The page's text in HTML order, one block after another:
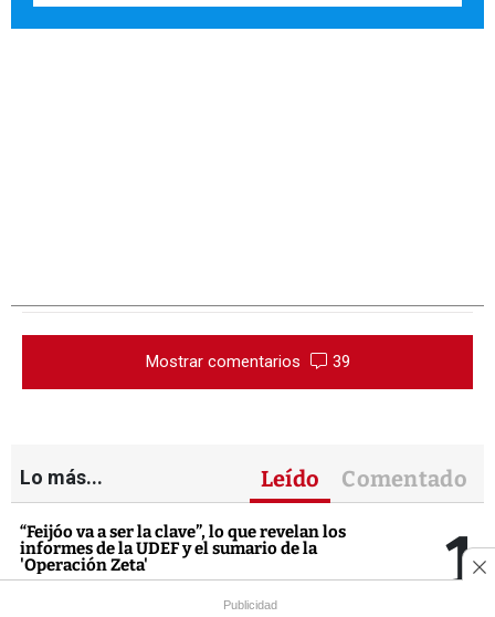
Mostrar comentarios 39
Lo más... Leído Comentado
“Feijóo va a ser la clave”, lo que revelan los
informes de la UDEF y el sumario de la
'Operación Zeta'
1
Publicidad